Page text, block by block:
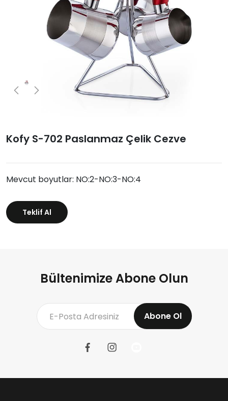
Kofy S-702 Paslanmaz Çelik Cezve
Mevcut boyutlar: NO:2-NO:3-NO:4
Teklif Al
Bültenimize Abone Olun
Abone Ol